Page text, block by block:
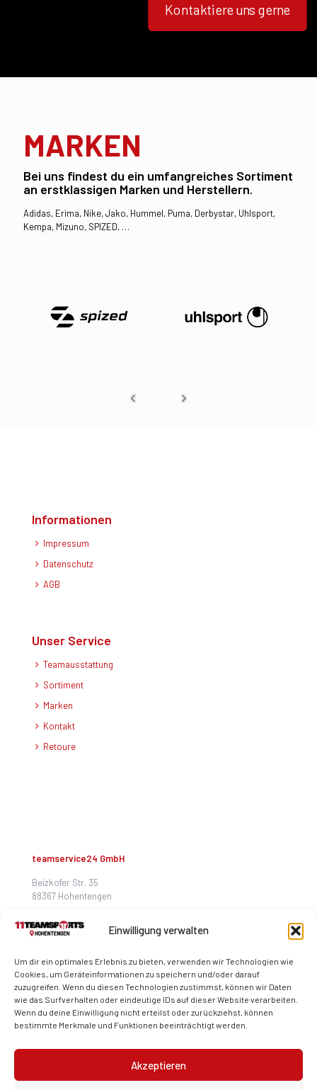
Einwilligung verwalten
Um dir ein optimales Erlebnis zu bieten, verwenden wir Technologien wie
Cookies, um Geräteinformationen zu speichern und/oder darauf
zuzugreifen. Wenn du diesen Technologien zustimmst, können wir Daten
wie das Surfverhalten oder eindeutige IDs auf dieser Website verarbeiten.
Wenn du deine Einwilligung nicht erteilst oder zurückziehst, können
bestimmte Merkmale und Funktionen beeinträchtigt werden.
Akzeptieren
Kontaktiere uns gerne
MARKEN
Bei uns findest du ein umfangreiches Sortiment
an erstklassigen Marken und Herstellern.
Adidas, Erima, Nike, Jako, Hummel, Puma, Derbystar, Uhlsport,
Kempa, Mizuno, SPIZED, …
Informationen
Impressum
Datenschutz
AGB
Unser Service
Teamausstattung
Sortiment
Marken
Kontakt
Retoure
teamservice24 GmbH
Beizkofer Str. 35
88367 Hohentengen
hohentengen@11teamsports.com